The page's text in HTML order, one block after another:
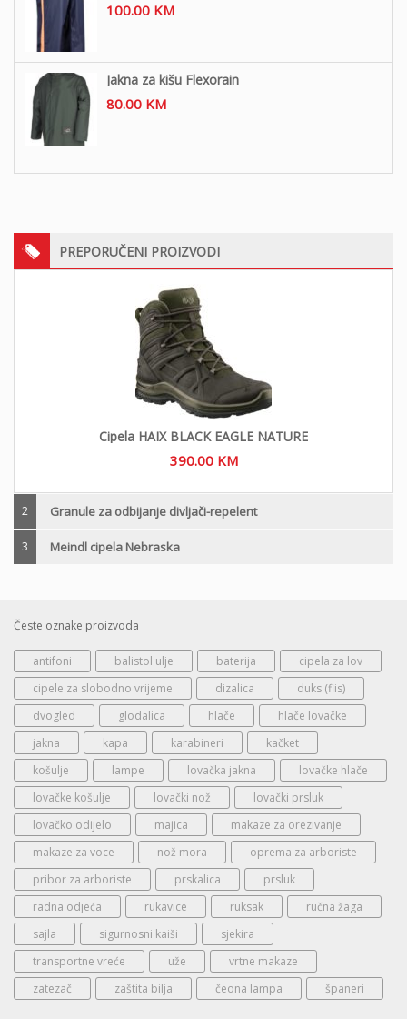
100.00 KM
Jakna za kišu Flexorain
80.00 KM
PREPORUČENI PROIZVODI
Cipela HAIX BLACK EAGLE NATURE
390.00 KM
2 Granule za odbijanje divljači-repelent
3 Meindl cipela Nebraska
Česte oznake proizvoda
antifoni balistol ulje baterija
cipela za lov
cipele za slobodno vrijeme
dizalica
duks (flis)
dvogled
glodalica hlače
hlače lovačke
jakna
kapa karabineri
kačket
košulje
lampe lovačka jakna
lovačke hlače
lovačke košulje
lovački nož
lovački prsluk
lovačko odijelo
majica
makaze za orezivanje
makaze za voce
nož mora
oprema za arboriste
pribor za arboriste
prskalica
prsluk
radna odjeća
rukavice ruksak
ručna žaga
sajla
sigurnosni kaiši
sjekira
transportne vreće
uže
vrtne makaze
zatezač
zaštita bilja čeona lampa španeri